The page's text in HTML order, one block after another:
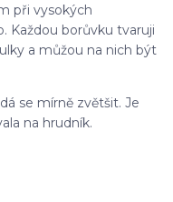
při vysokých
Každou borůvku tvaruji
a můžou na nich být
se mírně zvětšit. Je
na hrudník.